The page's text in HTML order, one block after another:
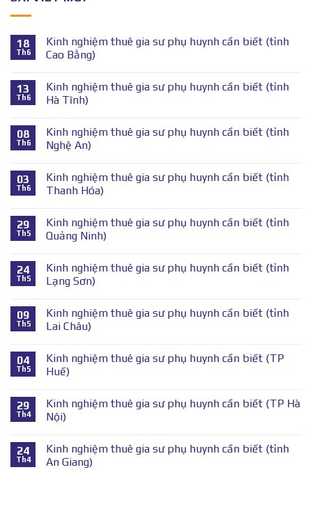
18
Th6
Kinh nghiệm thuê gia sư phụ huynh cần biết (tỉnh
Cao Bằng)
13
Th6
Kinh nghiệm thuê gia sư phụ huynh cần biết (tỉnh
Hà Tĩnh)
08
Th6
Kinh nghiệm thuê gia sư phụ huynh cần biết (tỉnh
Nghệ An)
03
Th6
Kinh nghiệm thuê gia sư phụ huynh cần biết (tỉnh
Thanh Hóa)
29
Th5
Kinh nghiệm thuê gia sư phụ huynh cần biết (tỉnh
Quảng Ninh)
24
Th5
Kinh nghiệm thuê gia sư phụ huynh cần biết (tỉnh
Lạng Sơn)
09
Th5
Kinh nghiệm thuê gia sư phụ huynh cần biết (tỉnh
Lai Châu)
04
Th5
Kinh nghiệm thuê gia sư phụ huynh cần biết (TP
Huế)
29
Th4
Kinh nghiệm thuê gia sư phụ huynh cần biết (TP Hà
Nội)
24
Th4
Kinh nghiệm thuê gia sư phụ huynh cần biết (tỉnh
An Giang)